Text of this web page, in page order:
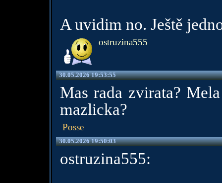
A uvidim no. Ještě
ostruzina555
30.05.2026 19:53:55
Mas rada zvirata?
mazlicka?
Posse
30.05.2026 19:50:03
ostruzina555: